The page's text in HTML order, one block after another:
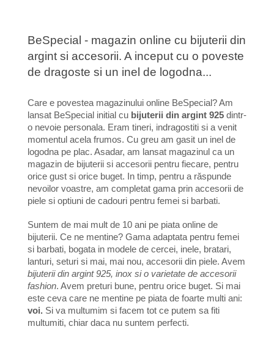
BeSpecial - magazin online cu bijuterii din
argint si accesorii. A inceput cu o poveste
de dragoste si un inel de logodna...
Care e povestea magazinului online BeSpecial? Am
lansat BeSpecial initial cu bijuterii din argint 925 dintr-
o nevoie personala. Eram tineri, indragostiti si a venit
momentul acela frumos. Cu greu am gasit un inel de
logodna pe plac. Asadar, am lansat magazinul ca un
magazin de bijuterii si accesorii pentru fiecare, pentru
orice gust si orice buget. In timp, pentru a răspunde
nevoilor voastre, am completat gama prin accesorii de
piele si optiuni de cadouri pentru femei si barbati.
Suntem de mai mult de 10 ani pe piata online de
bijuterii. Ce ne mentine? Gama adaptata pentru femei
si barbati, bogata in modele de cercei, inele, bratari,
lanturi, seturi si mai, mai nou, accesorii din piele. Avem
bijuterii din argint 925, inox si o varietate de accesorii
fashion. Avem preturi bune, pentru orice buget. Si mai
este ceva care ne mentine pe piata de foarte multi ani:
voi. Si va multumim si facem tot ce putem sa fiti
multumiti, chiar daca nu suntem perfecti.